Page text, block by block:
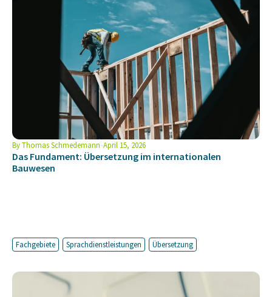
ByThomas Schmedemann April 15, 2026
Das Fundament: Übersetzung im internationalen
Bauwesen
Fachgebiete Sprachdienstleistungen Übersetzung